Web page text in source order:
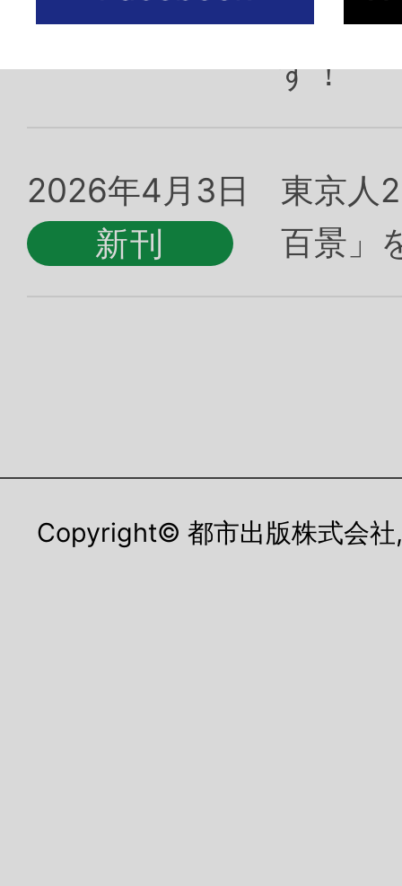
戸東京
す！
2026年4月3日
東京人
百景」
Copyright© 都市出版株式会